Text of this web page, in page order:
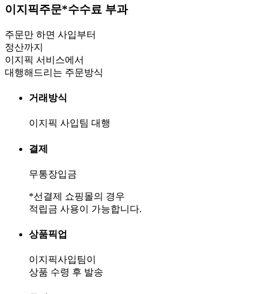
이지픽주문*수수료 부과
주문만 하면 사입부터
정산까지
이지픽 서비스에서
대행해드리는 주문방식
거래방식
이지픽 사입팀 대행
결제
무통장입금
*선결제 쇼핑몰의 경우
적립금 사용이 가능합니다.
상품픽업
이지픽사입팀이
상품 수령 후 발송